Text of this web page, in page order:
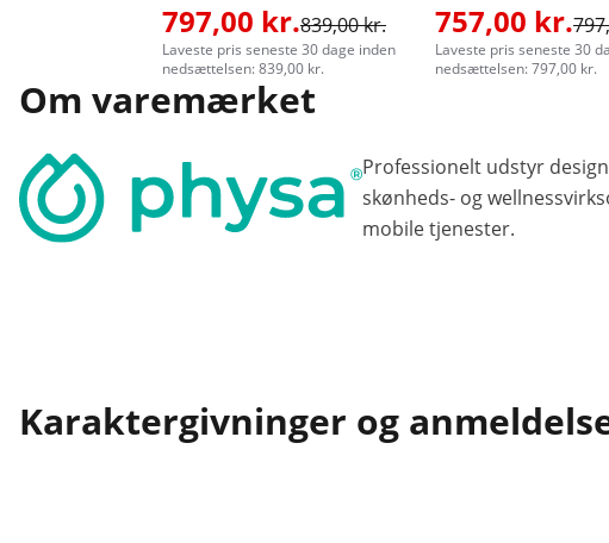
797,00 kr.839,00 kr.
Laveste pris seneste 30 dage inden
nedsættelsen: 839,00 kr.
757,00 kr.
Laveste pris seneste 30
nedsættelsen: 797,00 kr.
Om varemærket
Professionelt udstyr
skønheds- og
mobile tjenester.
Karaktergivninger og